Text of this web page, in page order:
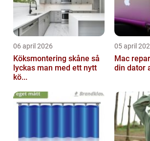
06 april 2026
Köksmontering skåne så
lyckas man med ett nytt
kö...
05 april
Mac reparation
din dator